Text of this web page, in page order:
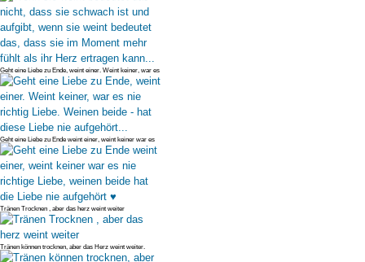
Geht eine Liebe zu Ende, weint einer. Weint keiner, war es
nie richtig L
Geht eine Liebe zu Ende weint einer, weint keiner war es
nie richtige Li
Tränen Trocknen , aber das herz weint weiter
Tränen können trocknen, aber das Herz weint weiter.